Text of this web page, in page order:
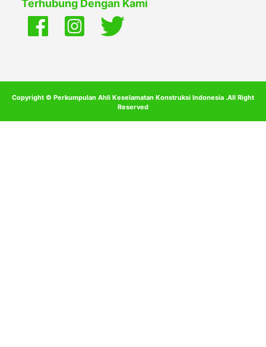
Terhubung Dengan Kami
Copyright © Perkumpulan Ahli Keselamatan Konstruksi Indonesia .All Right
Reserved